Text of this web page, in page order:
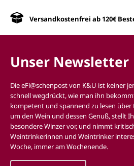
Versandkostenfrei ab 120€
Unser Newsletter
Die eFl@schenpost von K&U ist keiner
schnell wegdrückt, wie man ihn
kompetent und spannend zu lesen über
um den Wein und dessen Genuß, stellt
besondere Winzer vor, und nimmt
Weintrinkerinnen und Weintrinker
Woche, immer am Wochenende.